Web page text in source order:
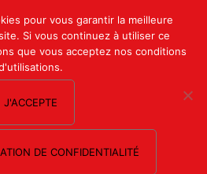
Mon compte
Nous contacter
pour vous garantir la meilleure
Si vous continuez à utiliser ce
que vous acceptez nos conditions
J'ACCEPTE
DE CONFIDENTIALITÉ